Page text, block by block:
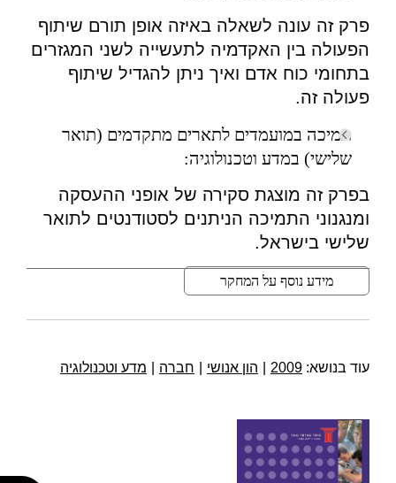
פרק זה עונה לשאלה באיזה אופן תורם שיתוף
הפעולה בין האקדמיה לתעשייה לשני המגזרים
בתחומי כוח אדם ואיך ניתן להגדיל שיתוף
פעולה זה.
תמיכה במועמדים לתארים מתקדמים (תואר
שלישי) במדע וטכנולוגיה:
בפרק זה מוצגת סקירה של אופני ההעסקה
ומנגנוני התמיכה הניתנים לסטודנטים לתואר
שלישי בישראל.
מידע נוסף על המחקר
עוד בנושא: 2009 הון אנושי חברה מדע וטכנולוגיה